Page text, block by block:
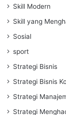
Skill Modern
Skill yang
Sosial
sport
Strategi Bisnis
Strategi Bisnis
Strategi
Strategi